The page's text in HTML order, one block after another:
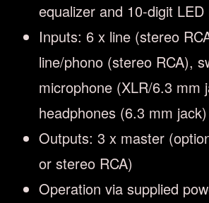
equalizer and 10-digit
Inputs: 6 x line (stereo
line/phono (stereo RCA),
microphone (XLR/6.3 mm
headphones (6.3 mm jack)
Outputs: 3 x master
or stereo RCA)
Operation via supplied